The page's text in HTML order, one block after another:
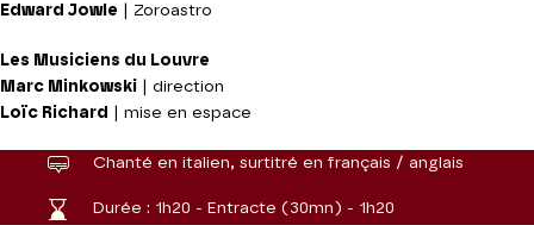
Edward Jowle | Zoroastro
Les Musiciens du Louvre
Marc Minkowski | direction
Loïc Richard
| mise en espace
Chanté en italien, surtitré en français / anglais
Durée : 1h20 - Entracte (30mn) - 1h20